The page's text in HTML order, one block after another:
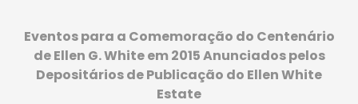
Eventos para a Comemoração do Centenário
de Ellen G. White em 2015 Anunciados pelos
Depositários de Publicação do Ellen White
Estate